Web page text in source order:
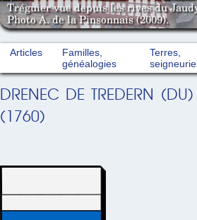
Tréguier vue depuis les rives du
Photo A. de la Pinsonnais (2009).
Articles
Familles,
généalogies
Terres,
DRENEC DE TREDERN
(1760)